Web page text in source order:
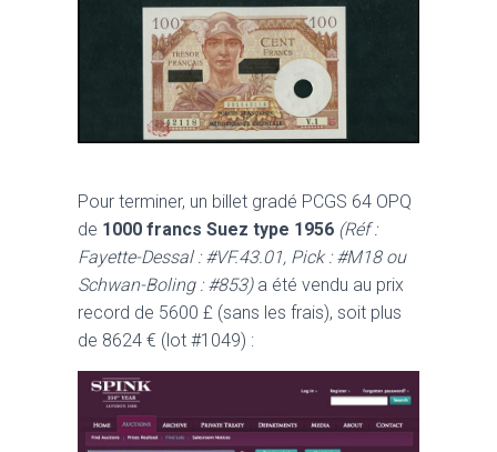
Pour terminer, un billet gradé PCGS 64 OPQ
de 1000 francs Suez type 1956 (Réf :
Fayette-Dessal : #VF.43.01, Pick : #M18 ou
Schwan-Boling : #853)a été vendu au prix
record de 5600 £ (sans les frais), soit plus
de 8624 € (lot #1049) :